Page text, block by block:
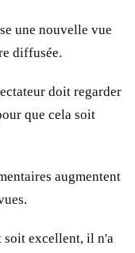
une nouvelle vue
diffusée.
doit regarder
que cela soit
augmentent
soit excellent, il n'a